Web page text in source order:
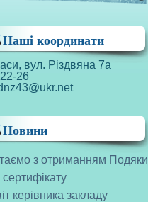
Наші координати
вул. Різдвяна 7а
26
Новини
з отриманням Подяки
сертифікату
керівника закладу